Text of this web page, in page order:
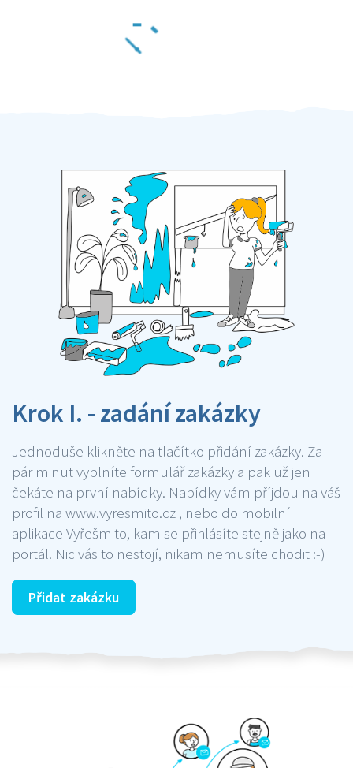
Krok I. - zadání zakázky
Jednoduše klikněte na tlačítko přidání zakázky. Za
pár minut vyplníte formulář zakázky a pak už jen
čekáte na první nabídky. Nabídky vám příjdou na váš
profil na www.vyresmito.cz , nebo do mobilní
aplikace Vyřešmito, kam se přihlásíte stejně jako na
portál. Nic vás to nestojí, nikam nemusíte chodit :-)
Přidat zakázku